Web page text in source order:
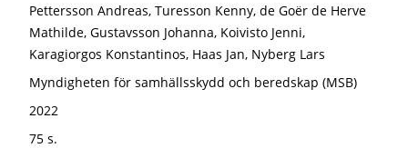
Pettersson Andreas, Turesson Kenny, de Goër de Herve
Mathilde, Gustavsson Johanna, Koivisto Jenni,
Karagiorgos Konstantinos, Haas Jan, Nyberg Lars
Myndigheten för samhällsskydd och beredskap (MSB)
2022
75 s.